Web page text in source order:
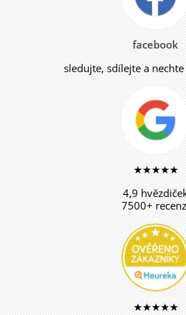
facebook
sledujte, sdílejte a
★★★★★
4,9
7500+
★★★★★